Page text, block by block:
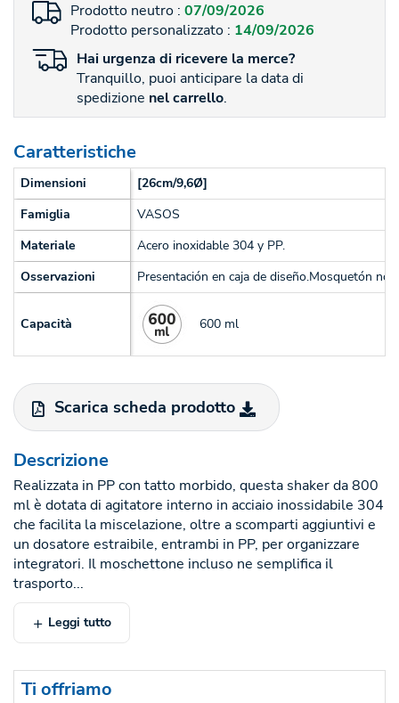
Prodotto neutro : 07/09/2026
Prodotto personalizzato : 14/09/2026
Hai urgenza di ricevere la merce?
Tranquillo, puoi anticipare la data di
spedizione nel carrello.
Caratteristiche
Dimensioni
[26cm/9,6Ø]
Famiglia
VASOS
Materiale
Acero inoxidable 304 y PP.
Osservazioni
Presentación en caja de diseño.Mosquetón no
Capacità 600 ml
Scarica scheda prodotto
Descrizione
Realizzata in PP con tatto morbido, questa shaker da 800
ml è dotata di agitatore interno in acciaio inossidabile 304
che facilita la miscelazione, oltre a scomparti aggiuntivi e
un dosatore estraibile, entrambi in PP, per organizzare
integratori. Il moschettone incluso ne semplifica il
trasporto...
Leggi tutto
Ti offriamo